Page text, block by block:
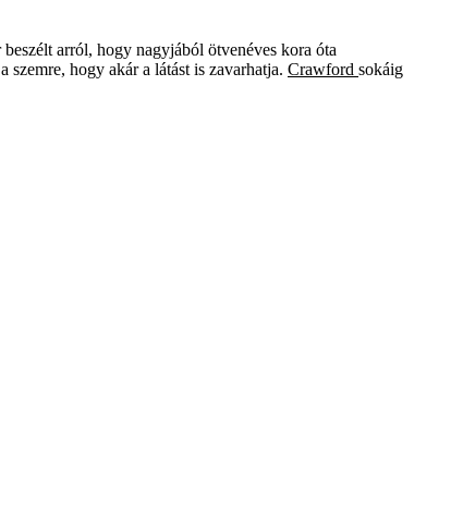
arról, hogy nagyjából ötvenéves kora óta
szemre, hogy akár a látást is zavarhatja. Crawford sokáig